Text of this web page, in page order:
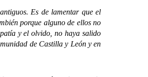
Es de lamentar que el
porque alguno de ellos no
y el olvido, no haya salido
de Castilla y León y en